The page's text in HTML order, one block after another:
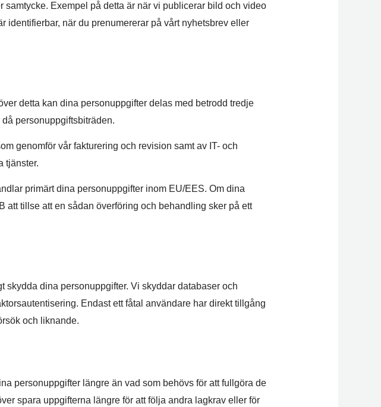
samtycke. Exempel på detta är när vi publicerar bild och video
identifierbar, när du prenumererar på vårt nyhetsbrev eller
detta kan dina personuppgifter delas med betrodd tredje
personuppgiftsbiträden.
genomför vår fakturering och revision samt av IT- och
tjänster.
primärt dina personuppgifter inom EU/EES. Om dina
att tillse att en sådan överföring och behandling sker på ett
skydda dina personuppgifter. Vi skyddar databaser och
Endast ett fåtal användare har direkt tillgång
och liknande.
personuppgifter längre än vad som behövs för att fullgöra de
spara uppgifterna längre för att följa andra lagkrav eller för